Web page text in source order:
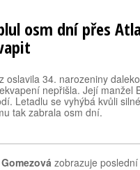
osm dní přes
oslavila 34. narozeniny
nepřišla. Její manžel
Letadlu se vyhýbá kvůli
tak zabrala osm dní.
zobrazuje